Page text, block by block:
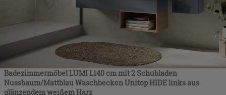
Badezimmermöbel LUMI L140 cm mit 2 Schubladen
Nussbaum/Mattblau Waschbecken Unitop HIDE links aus
glänzendem weißem Harz